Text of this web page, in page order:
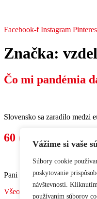
Vážime si vaše
Súbory cookie
poskytovanie
návštevnosti.
používaním súborov
Facebook-f Instagram
Značka:
Čo mi pandémia
Slovensko sa zaradilo medzi
60
Pani učiteľka, prepáčte, že
Všeobecné obchodné